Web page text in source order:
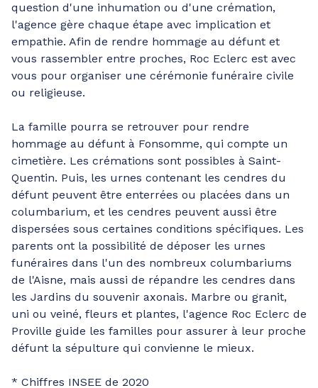
question d'une inhumation ou d'une crémation,
l'agence gère chaque étape avec implication et
empathie. Afin de rendre hommage au défunt et
vous rassembler entre proches, Roc Eclerc est avec
vous pour organiser une cérémonie funéraire civile
ou religieuse.
La famille pourra se retrouver pour rendre
hommage au défunt à Fonsomme, qui compte un
cimetière. Les crémations sont possibles à Saint-
Quentin. Puis, les urnes contenant les cendres du
défunt peuvent être enterrées ou placées dans un
columbarium, et les cendres peuvent aussi être
dispersées sous certaines conditions spécifiques. Les
parents ont la possibilité de déposer les urnes
funéraires dans l'un des nombreux columbariums
de l'Aisne, mais aussi de répandre les cendres dans
les Jardins du souvenir axonais. Marbre ou granit,
uni ou veiné, fleurs et plantes, l'agence Roc Eclerc de
Proville guide les familles pour assurer à leur proche
défunt la sépulture qui convienne le mieux.
* Chiffres INSEE de 2020